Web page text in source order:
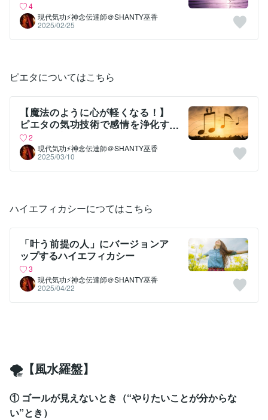
4
現代気功⚡神念伝達師＠SHANTY巫香
2025/02/25
ピエタについてはこちら
【魔法のように心が軽くなる！】
ピエタの気功技術で感情を浄化す
る新しい方法
2
現代気功⚡神念伝達師＠SHANTY巫香
2025/03/10
ハイエフィカシーにつてはこちら
「叶う前提の人」にバージョンア
ップするハイエフィカシー
3
現代気功⚡神念伝達師＠SHANTY巫香
2025/04/22
🌪【風水羅盤】
① ゴールが見えないとき（“やりたいことが分からな
い”とき）